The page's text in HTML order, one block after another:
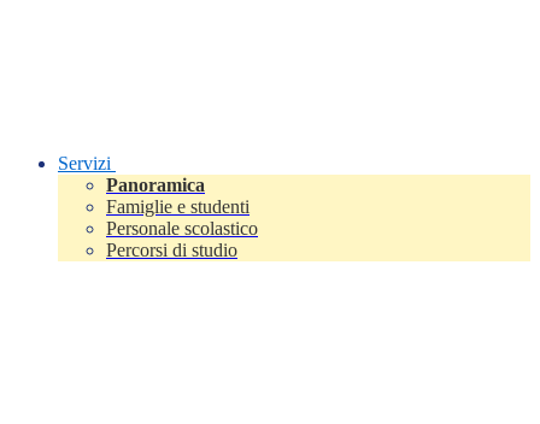
Servizi
Panoramica
Famiglie e studenti
Personale scolastico
Percorsi di studio